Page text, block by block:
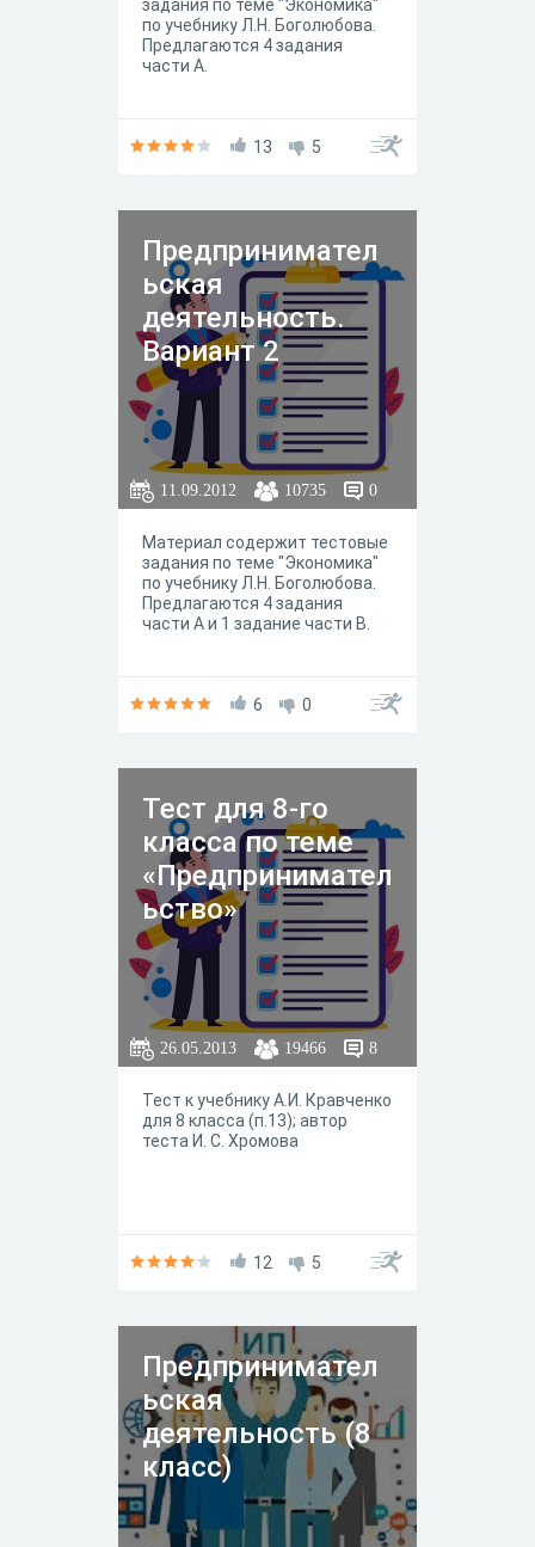
задания по теме "Экономика"
по учебнику Л.Н. Боголюбова.
Предлагаются 4 задания
части А.
13 5
Предпринимател
ьская
деятельность.
Вариант 2
11.09.2012 10735 0
Материал содержит тестовые
задания по теме "Экономика"
по учебнику Л.Н. Боголюбова.
Предлагаются 4 задания
части А и 1 задание части В.
6 0
Тест для 8-го
класса по теме
«Предпринимател
ьство»
26.05.2013 19466 8
Тест к учебнику А.И. Кравченко
для 8 класса (п.13); автор
теста И. С. Хромова
12 5
Предпринимател
ьская
деятельность (8
класс)